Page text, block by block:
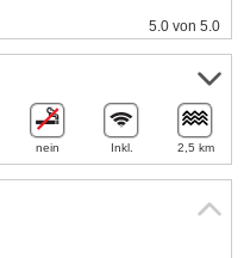
5.0 von 5.0
nein Inkl. 2,5 km